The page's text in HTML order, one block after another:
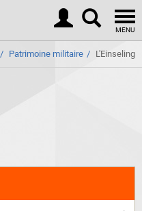
MENU
Patrimoine militaire L'Einseling